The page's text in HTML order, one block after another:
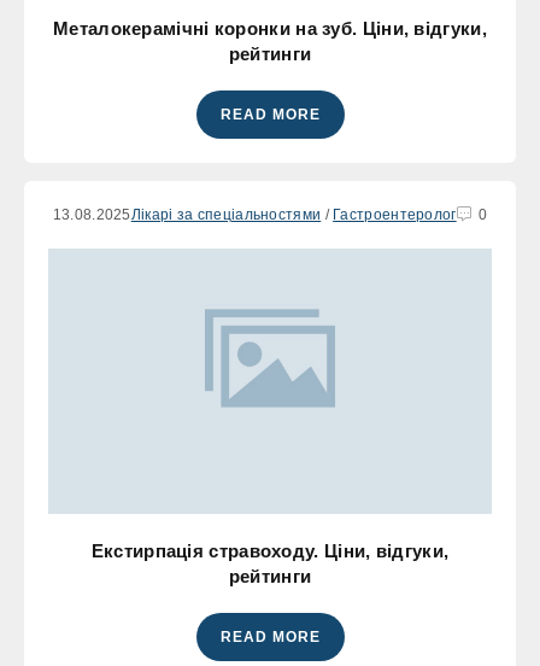
Металокерамічні коронки на зуб. Ціни, відгуки,
рейтинги
READ MORE
13.08.2025 Лікарі за спеціальностями / Гастроентеролог 0
Екстирпація стравоходу. Ціни, відгуки,
рейтинги
READ MORE